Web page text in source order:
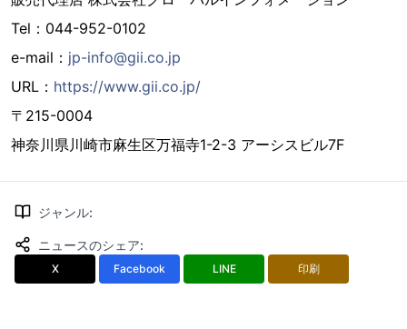
Tel：044-952-0102
e-mail： jp-info@gii.co.jp
URL： https://www.gii.co.jp/
〒215-0004
神奈川県川崎市麻生区万福寺1-2-3 アーシスビル7F
ジャンル:
ニュースのシェア:
X Facebook LINE 印刷